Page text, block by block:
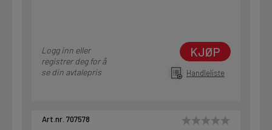
Logg inn eller
registrer deg for å
se din avtalepris
KJØP
Handleliste
Art.nr. 707578